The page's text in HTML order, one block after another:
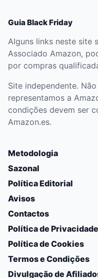
Guia Black Friday
Alguns links neste site
Associado Amazon,
por compras
Site independente.
representamos a
condições devem ser
Amazon.es.
Metodologia
Sazonal
Política Editorial
Avisos
Contactos
Política de Privacidade
Política de Cookies
Termos e Condições
Divulgação de